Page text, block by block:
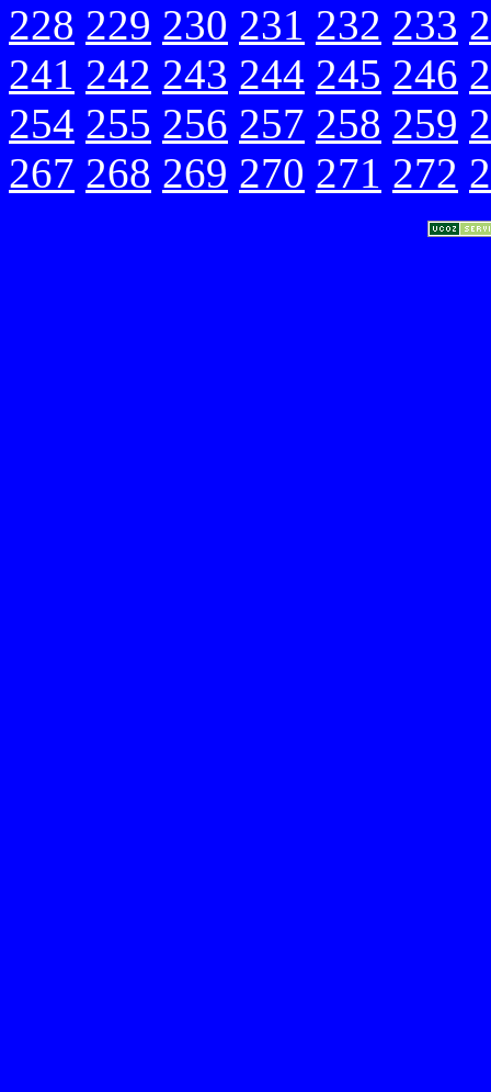
228 229 230 231 232 233
241 242 243 244 245 246
254 255 256 257 258 259
267 268 269 270 271 272